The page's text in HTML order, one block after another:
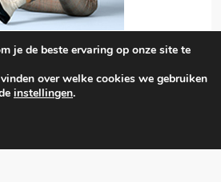
je de beste ervaring op onze site te
over welke cookies we gebruiken
instellingen.